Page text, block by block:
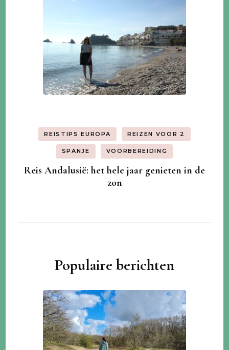
REISTIPS EUROPA REIZEN VOOR 2
SPANJE VOORBEREIDING
Reis Andalusië: het hele jaar genieten in de
zon
Populaire berichten